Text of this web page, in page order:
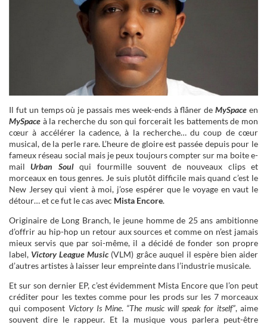
Il fut un temps où je passais mes week-ends à flâner deMySpace en
MySpace à la recherche du son qui forcerait les battements de mon
cœur à accélérer la cadence, à la recherche… du coup de cœur
musical, de la perle rare. L’heure de gloire est passée depuis pour le
fameux réseau social mais je peux toujours compter sur ma boite e-
mailUrban Soulqui fourmille souvent de nouveaux clips et
morceaux en tous genres. Je suis plutôt difficile mais quand c’est le
New Jersey qui vient à moi, j’ose espérer que le voyage en vaut le
détour… et ce fut le cas avec Mista Encore.
Originaire de Long Branch, le jeune homme de 25 ans ambitionne
d’offrir au hip-hop un retour aux sources et comme on n’est jamais
mieux servis que par soi-même, il a décidé de fonder son propre
label, Victory League Music (VLM) grâce auquel il espère bien aider
d’autres artistes à laisser leur empreinte dans l’industrie musicale.
Et sur son dernier EP, c’est évidemment Mista Encore que l’on peut
créditer pour les textes comme pour les prods sur les 7 morceaux
qui composent Victory Is Mine. “The music will speak for itself”, aime
souvent dire le rappeur. Et la musique vous parlera peut-être